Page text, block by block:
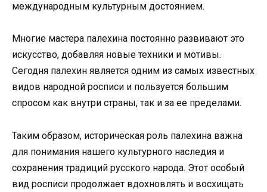
международным культурным достоянием.
Многие мастера палехина постоянно развивают это
искусство, добавляя новые техники и мотивы.
Сегодня палехин является одним из самых известных
видов народной росписи и пользуется большим
спросом как внутри страны, так и за ее пределами.
Таким образом, историческая роль палехина важна
для понимания нашего культурного наследия и
сохранения традиций русского народа. Этот особый
вид росписи продолжает вдохновлять и восхищать